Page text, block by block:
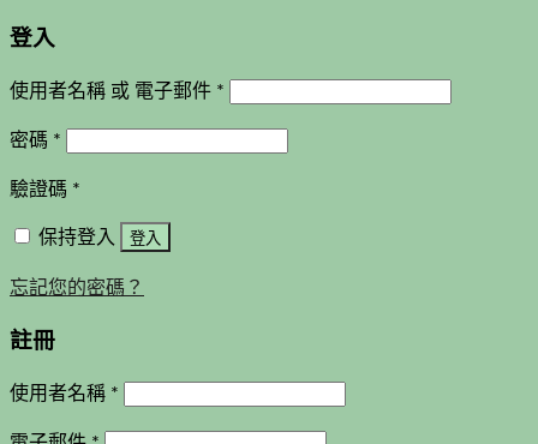
登入
使用者名稱 或 電子郵件 *
密碼 *
驗證碼 *
保持登入 登入
忘記您的密碼？
註冊
使用者名稱 *